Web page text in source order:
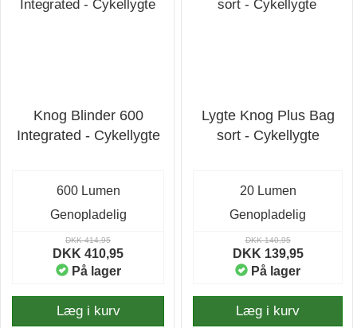
Knog Blinder 600
Integrated - Cykellygte
600 Lumen
Genopladelig
DKK 414,95
DKK 410,95
På lager
Læg i kurv
Lygte Knog Plus Bag
sort - Cykellygte
20 Lumen
Genopladelig
DKK 140,95
DKK 139,95
På lager
Læg i kurv